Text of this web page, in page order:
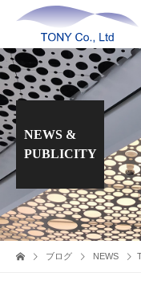
NEWS &
PUBLICITY
ブログ NEWS